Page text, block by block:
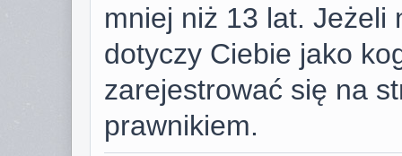
mniej niż 13 lat. Jeżeli
dotyczy Ciebie jako
zarejestrować się na
prawnikiem.